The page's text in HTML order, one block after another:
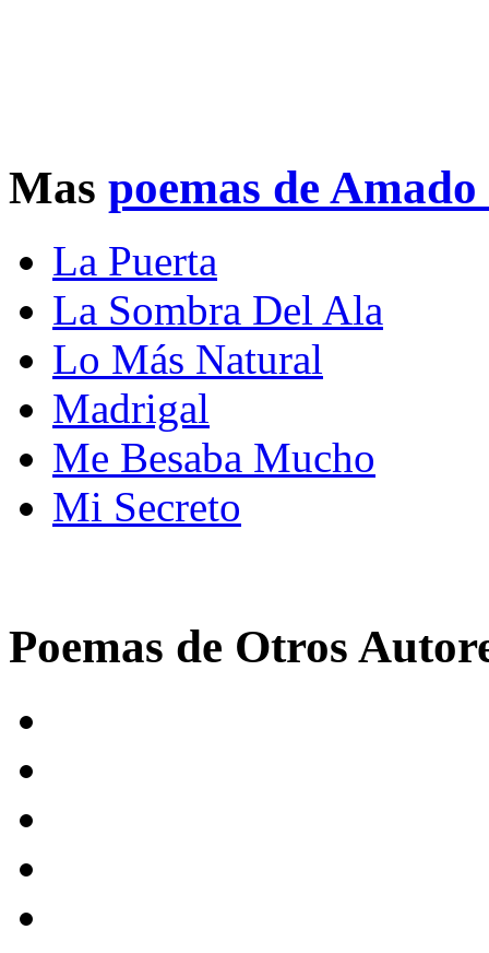
Mas poemas de
La Puerta
La Sombra Del Ala
Lo Más Natural
Madrigal
Me Besaba Mucho
Mi Secreto
Poemas de Otros